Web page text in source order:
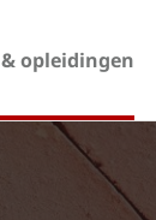
opleidingen